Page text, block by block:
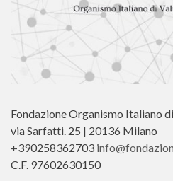
Fondazione Organismo Italiano
via Sarfatti. 25 | 20136 Milano
+390258362703
C.F. 97602630150